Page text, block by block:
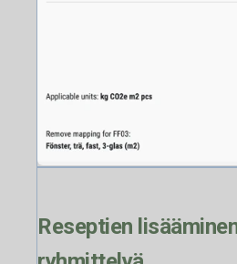
Reseptien